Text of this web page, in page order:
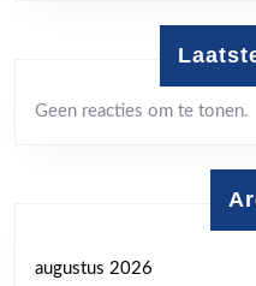
Geen reacties om te tonen.
augustus 2026